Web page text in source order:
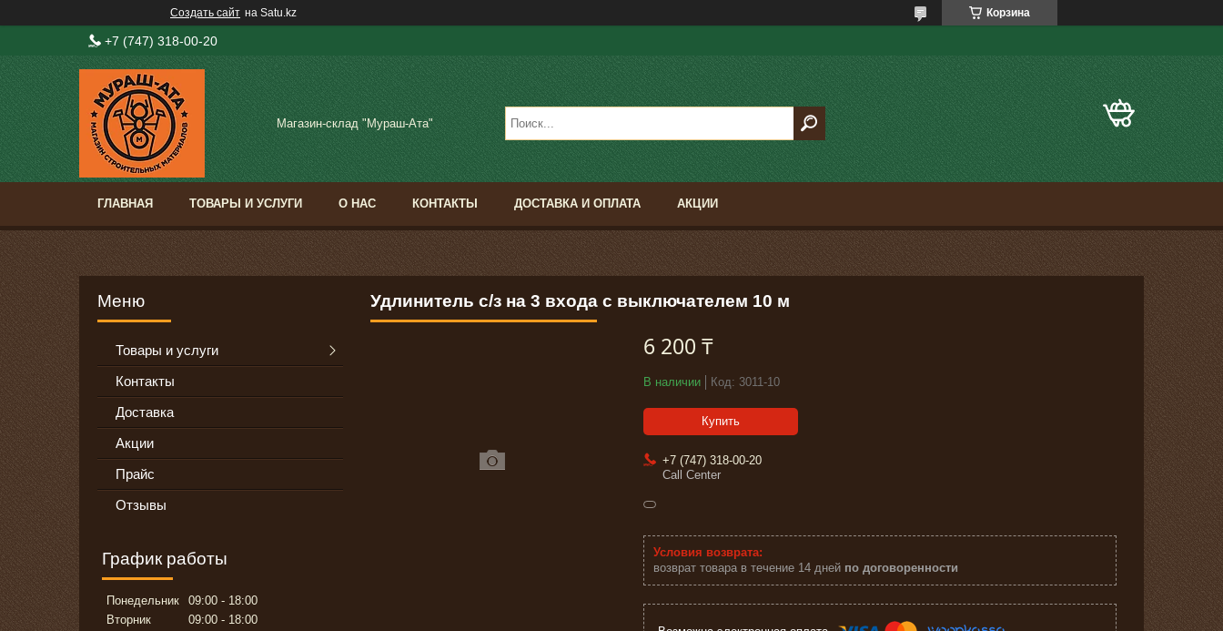
Создать сайт на Satu.kz Корзина
+7 (747) 318-00-20
Магазин-склад "Мураш-Ата"
ГЛАВНАЯ ТОВАРЫ И УСЛУГИ О НАС КОНТАКТЫ ДОСТАВКА И ОПЛАТА АКЦИИ
Удлинитель с/з на 3 входа с выключателем 10 м
6 200 ₸
В наличии Код: 3011-10
Купить
+7 (747) 318-00-20
Call Center
возврат товара в течение 14 дней по договоренности
Товары и услуги
Контакты
Доставка
Акции
Прайс
Отзывы
График работы
Понедельник 09:00
18:00
Вторник
09:00
18:00